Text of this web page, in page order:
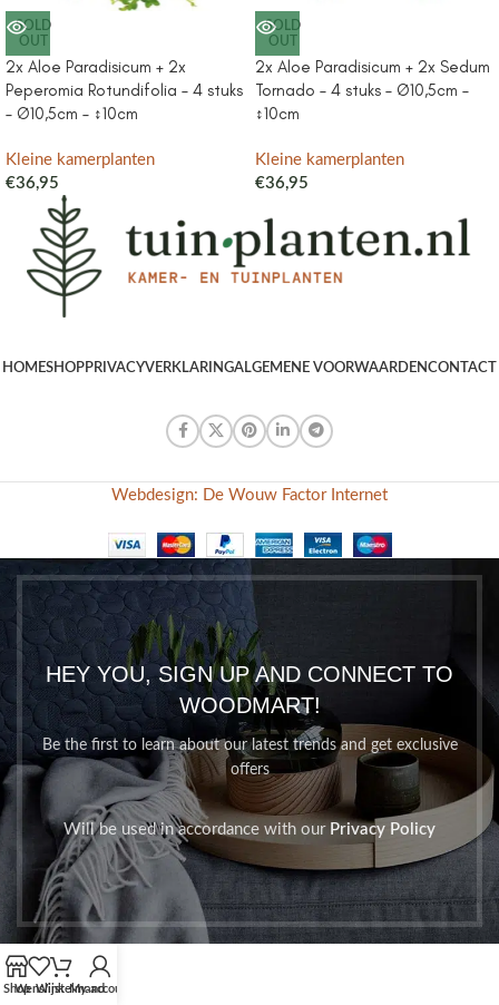
SOLD
OUT
2x Aloe Paradisicum + 2x
Peperomia Rotundifolia – 4 stuks
– Ø10,5cm – ↕10cm
Kleine kamerplanten
€36,95
SOLD
OUT
2x Aloe Paradisicum + 2x Sedum
Tornado – 4 stuks – Ø10,5cm –
↕10cm
Kleine kamerplanten
€36,95
HOMESHOPPRIVACYVERKLARINGALGEMENE VOORWAARDENCONTACT
Webdesign: De Wouw Factor Internet
HEY YOU, SIGN UP AND CONNECT TO
WOODMART!
Be the first to learn about our latest trends and get exclusive
offers
Will be used in accordance with our Privacy Policy
Shop
Wenslijst
Winkelmand
My account